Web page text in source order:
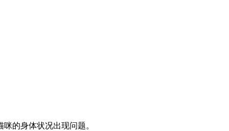
的身体状况出现问题。